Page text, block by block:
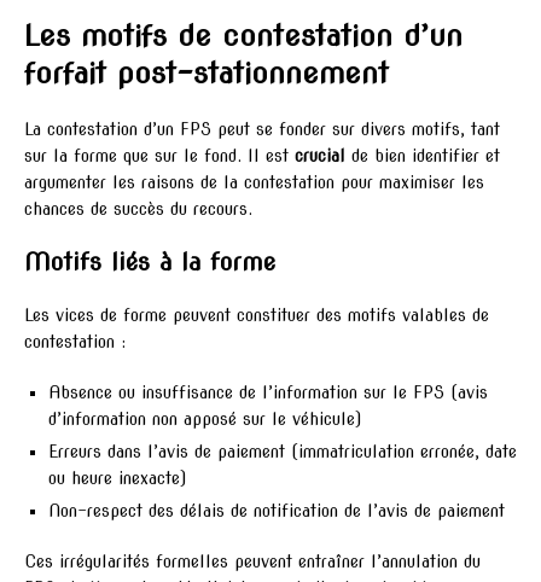
Les motifs de contestation d’un
forfait post-stationnement
La contestation d’un FPS peut se fonder sur divers motifs, tant
sur la forme que sur le fond. Il est crucial
de bien identifier et
argumenter les raisons de la contestation pour maximiser les
chances de succès du recours.
Motifs liés à la forme
Les vices de forme peuvent constituer des motifs valables de
contestation :
Absence ou insuffisance de l’information sur le FPS (avis
d’information non apposé sur le véhicule)
Erreurs dans l’avis de paiement (immatriculation erronée, date
ou heure inexacte)
Non-respect des délais de notification de l’avis de paiement
Ces irrégularités formelles peuvent entraîner l’annulation du